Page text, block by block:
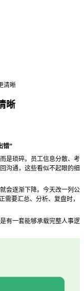
清晰
晰
错”
是琐碎。员工信息分散、考
沟通，这些看似不起眼的细
会逐渐下降。今天改一列公
需要汇总、分析、复盘时，
有一套能够承载完整人事逻